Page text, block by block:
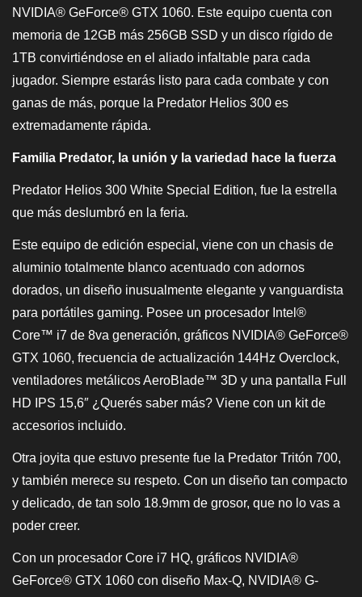
NVIDIA® GeForce® GTX 1060. Este equipo cuenta con
memoria de 12GB más 256GB SSD y un disco rígido de
1TB convirtiéndose en el aliado infaltable para cada
jugador. Siempre estarás listo para cada combate y con
ganas de más, porque la Predator Helios 300 es
extremadamente rápida.
Familia Predator, la unión y la variedad hace la fuerza
Predator Helios 300 White Special Edition, fue la estrella
que más deslumbró en la feria.
Este equipo de edición especial, viene con un chasis de
aluminio totalmente blanco acentuado con adornos
dorados, un diseño inusualmente elegante y vanguardista
para portátiles gaming. Posee un procesador Intel®
Core™ i7 de 8va generación, gráficos NVIDIA® GeForce®
GTX 1060, frecuencia de actualización 144Hz Overclock,
ventiladores metálicos AeroBlade™ 3D y una pantalla Full
HD IPS 15,6″ ¿Querés saber más? Viene con un kit de
accesorios incluido.
Otra joyita que estuvo presente fue la Predator Tritón 700,
y también merece su respeto. Con un diseño tan compacto
y delicado, de tan solo 18.9mm de grosor, que no lo vas a
poder creer.
Con un procesador Core i7 HQ, gráficos NVIDIA®
GeForce® GTX 1060 con diseño Max-Q, NVIDIA® G-